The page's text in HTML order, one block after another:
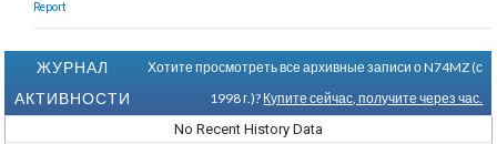
Report
ЖУРНАЛ
АКТИВНОСТИ
Хотите просмотреть все архивные записи о N74MZ (с
1998 г.)? Купите сейчас, получите через час.
No Recent History Data